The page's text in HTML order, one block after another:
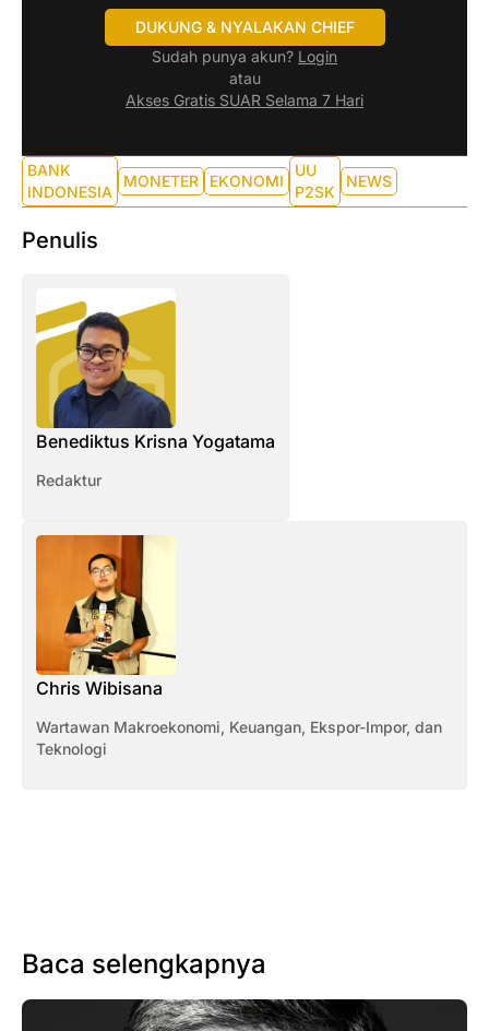
DUKUNG & NYALAKAN CHIEF
Sudah punya akun? Login
atau
Akses Gratis SUAR Selama 7 Hari
BANK
INDONESIA
MONETER EKONOMI
UU
P2SK
NEWS
Penulis
Benediktus Krisna Yogatama
Redaktur
Chris Wibisana
Wartawan Makroekonomi, Keuangan, Ekspor-Impor, dan
Teknologi
Baca selengkapnya